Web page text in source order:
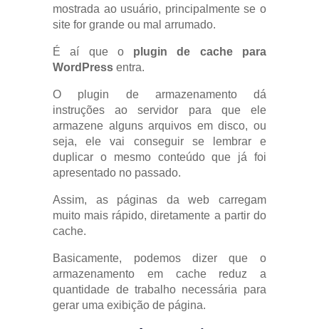
mostrada ao usuário, principalmente se o
site for grande ou mal arrumado.
É aí que oplugin de cache para
WordPress entra.
O plugin de armazenamento dá
instruções ao servidor para que ele
armazene alguns arquivos em disco, ou
seja, ele vai conseguir se lembrar e
duplicar o mesmo conteúdo que já foi
apresentado no passado.
Assim, as páginas da web carregam
muito mais rápido, diretamente a partir do
cache.
Basicamente, podemos dizer que o
armazenamento em cache reduz a
quantidade de trabalho necessária para
gerar uma exibição de página.